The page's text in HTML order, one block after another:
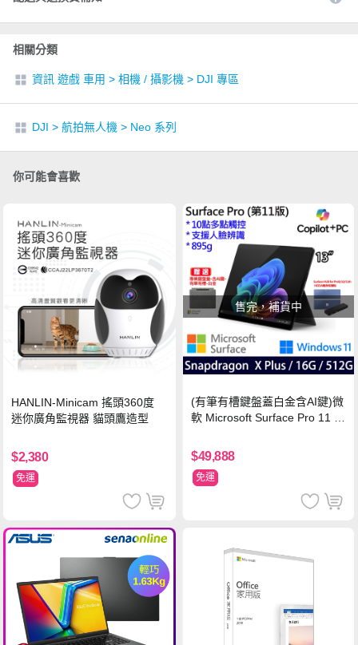
相關分類
資訊 遊戲 車用 > 相機 / 攝影機 > DJI 專區
DJI > 航拍無人機 > Neo 系列
你可能會喜歡
HANLIN-Minicam 搖頭360度
迷你廣角監視器 貓頭鷹造型
$2,380
免運
售完，補貨中
(有筆有槽鍵盤蓋白金含AI鍵)微
軟 Microsoft Surface Pro 11 (S
石墨黑
$49,888
免運